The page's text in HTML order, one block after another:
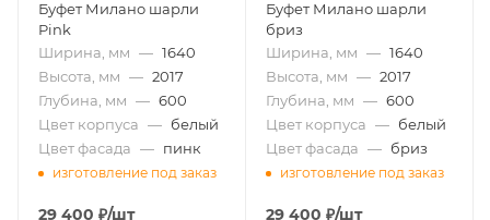
Буфет Милано шарли
Pink
Ширина, мм — 1640
Высота, мм — 2017
Глубина, мм — 600
Цвет корпуса — белый
Цвет фасада — пинк
изготовление под заказ
29 400 ₽/шт
Буфет Милано шарли
бриз
Ширина, мм — 1640
Высота, мм — 2017
Глубина, мм — 600
Цвет корпуса — белый
Цвет фасада — бриз
изготовление под заказ
29 400 ₽/шт